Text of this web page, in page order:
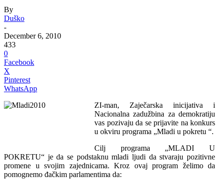
By
Duško
-
December 6, 2010
433
0
Facebook
X
Pinterest
WhatsApp
ZI-man, Zaječarska inicijativa i
Nacionalna zadužbina za demokratiju
vas pozivaju da se prijavite na konkurs
u okviru programa „Mladi u pokretu “.
Cilj programa „MLADI U
POKRETU“ je da se podstaknu mladi ljudi da stvaraju pozitivne
promene u svojim zajednicama. Kroz ovaj program želimo da
pomognemo đačkim parlamentima da: